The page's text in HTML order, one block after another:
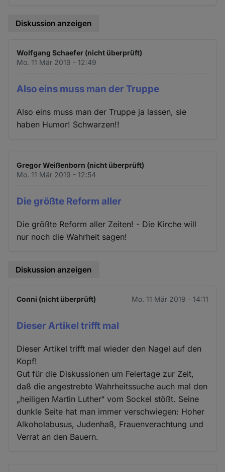
Diskussion anzeigen
Wolfgang Schaefer (nicht überprüft)
Mo. 11 Mär 2019 - 12:49
Also eins muss man der Truppe
Also eins muss man der Truppe ja lassen, sie
haben Humor! Schwarzen!!
Gregor Weißenborn (nicht überprüft)
Mo. 11 Mär 2019 - 12:54
Die größte Reform aller
Die größte Reform aller Zeiten! - Die Kirche will
nur noch die Wahrheit sagen!
Diskussion anzeigen
Conni (nicht überprüft) Mo. 11 Mär 2019 - 14:11
Dieser Artikel trifft mal
Dieser Artikel trifft mal wieder den Nagel auf den
Kopf!
Gut für die Diskussionen um Feiertage zur Zeit,
daß die angestrebte Wahrheitssuche auch mal den
„heiligen Martin Luther“ vom Sockel stößt. Seine
dunkle Seite hat man immer verschwiegen: Hoher
Alkoholabusus, Judenhaß, Frauenverachtung und
Verrat an den Bauern.